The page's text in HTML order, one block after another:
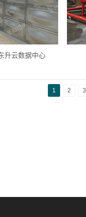
升云数据中心
1 2 3